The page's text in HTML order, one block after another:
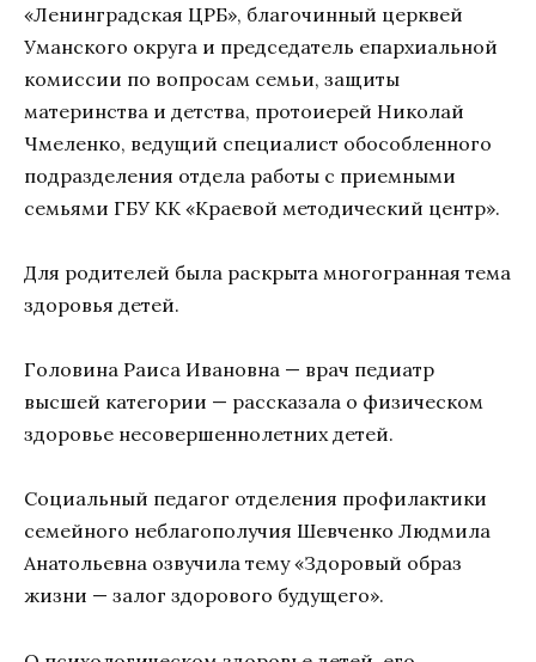
«Ленинградская ЦРБ», благочинный церквей
Уманского округа и председатель епархиальной
комиссии по вопросам семьи, защиты
материнства и детства, протоиерей Николай
Чмеленко, ведущий специалист обособленного
подразделения отдела работы с приемными
семьями ГБУ КК «Краевой методический центр».
Для родителей была раскрыта многогранная тема
здоровья детей.
Головина Раиса Ивановна — врач педиатр
высшей категории — рассказала о физическом
здоровье несовершеннолетних детей.
Социальный педагог отделения профилактики
семейного неблагополучия Шевченко Людмила
Анатольевна озвучила тему «Здоровый образ
жизни — залог здорового будущего».